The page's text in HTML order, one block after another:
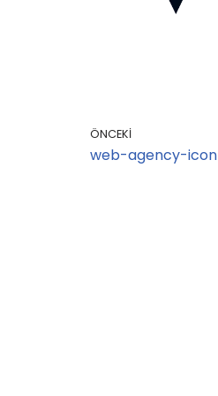
ÖNCEKI
web-agency-icon